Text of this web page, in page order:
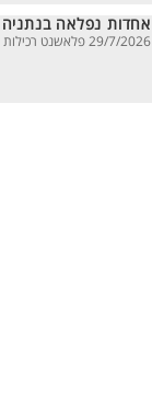
אחדות נפלאה בנתניה
29/7/2026 פלאשנט רכילות